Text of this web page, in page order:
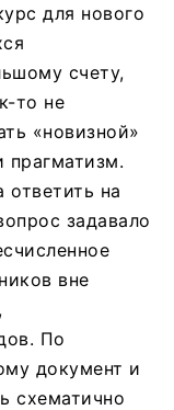
для нового
счету,
то не
«новизной»
на
задавало
вне
По
документ и
схематично